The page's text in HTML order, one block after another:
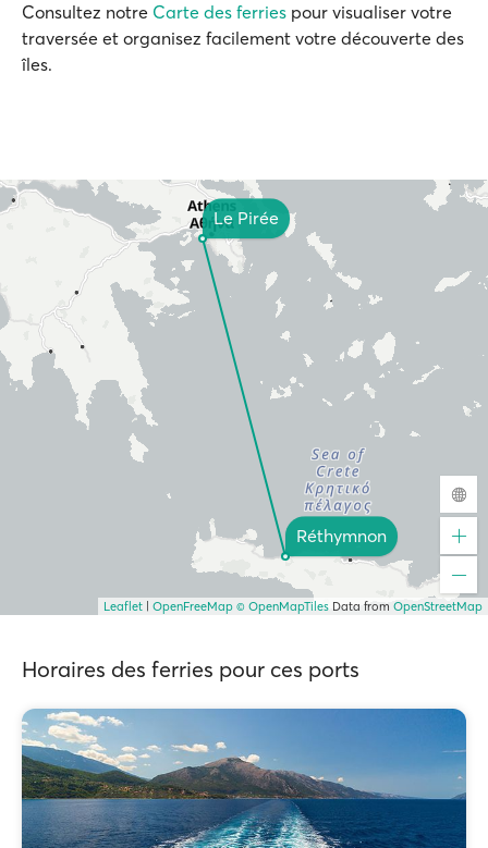
Consultez notre Carte des ferries pour visualiser votre
traversée et organisez facilement votre découverte des
îles.
Le Pirée
Réthymnon
Leaflet OpenFreeMap © OpenMapTiles Data from OpenStreetMap
Horaires des ferries pour ces ports